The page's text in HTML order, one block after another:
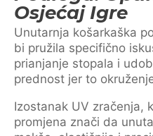
Osjećaj Igre
Unutarnja košarkaška
bi pružila specifično
prianjanje stopala i
prednost jer to
Izostanak UV zračenja,
promjena znači da